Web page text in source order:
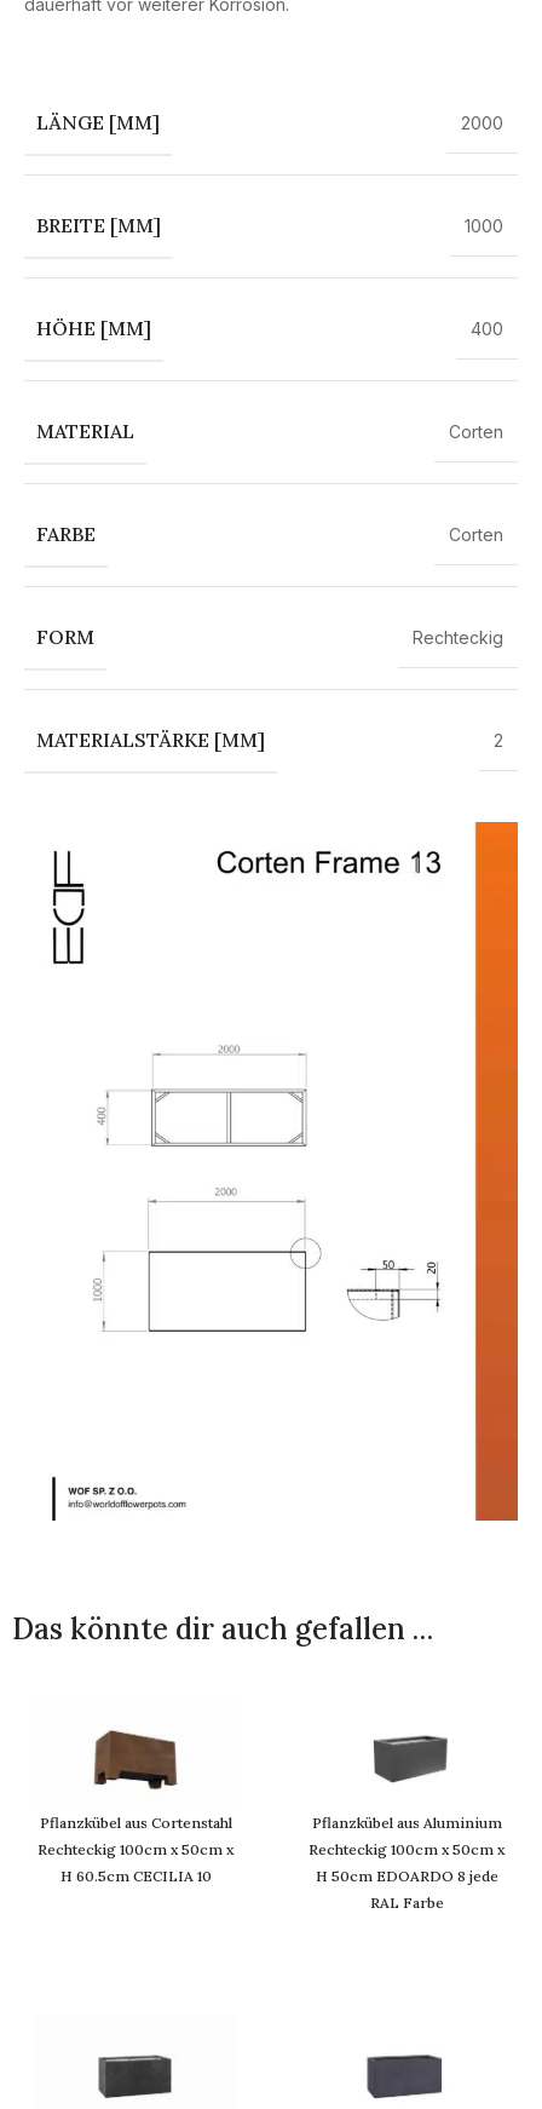
dauerhaft vor weiterer Korrosion.
LÄNGE [MM] 2000
BREITE [MM] 1000
HÖHE [MM] 400
MATERIAL Corten
FARBE Corten
FORM Rechteckig
MATERIALSTÄRKE [MM] 2
Das könnte dir auch gefallen …
Pflanzkübel aus Cortenstahl
Rechteckig 100cm x 50cm x
H 60.5cm CECILIA 10
Pflanzkübel aus Aluminium
Rechteckig 100cm x 50cm x
H 50cm EDOARDO 8 jede
RAL Farbe